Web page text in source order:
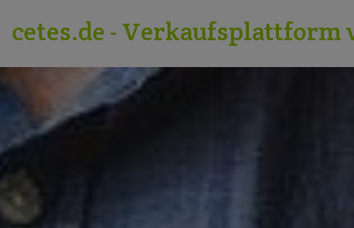
cetes.de - Verkaufsplattform